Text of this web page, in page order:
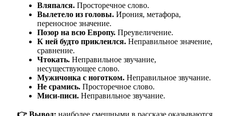
Вляпался.Просторечное слово.
Вылетело из головы.Ирония, метафора,
переносное значение.
Позор на всю Европу.Преувеличение.
К ней будто приклеился.Неправильное значение,
сравнение.
Чтокать.Неправильное звучание,
несуществующее слово.
Мужичонка с ноготком.Неправильное звучание.
Не срамись.Просторечное слово.
Миси-писи.Неправильное звучание.
👉 Вывод: наиболее смешными в рассказе оказываются